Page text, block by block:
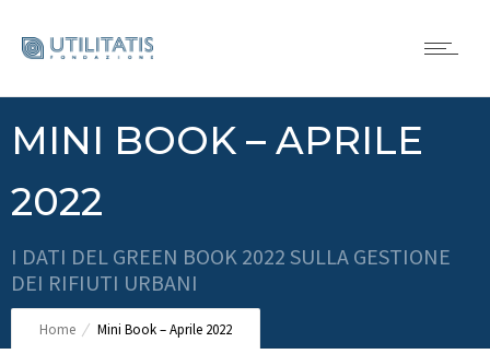
MINI BOOK – APRILE
2022
I DATI DEL GREEN BOOK 2022 SULLA GESTIONE
DEI RIFIUTI URBANI
Home Mini Book – Aprile 2022